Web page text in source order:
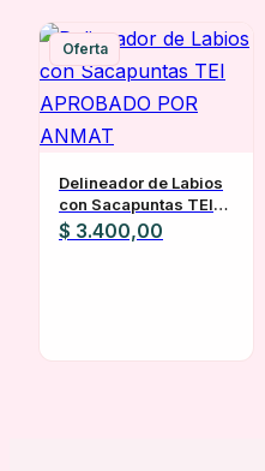
era:
$ 12.500,00.
es:
$ 8.000,00.
Oferta
Delineador de Labios
con Sacapuntas TEI
APROBADO POR
$ 3.400,00